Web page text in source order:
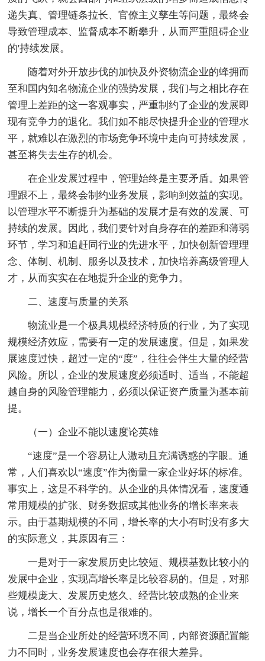
递失真、管理链条拉长、官僚主义孳生等问题，最终会
导致管理成本、监督成本不断攀升，从而严重阻碍企业
的'持续发展。
随着对外开放步伐的加快及外资物流企业的蜂拥而
至和国内知名物流企业的强势发展，我们与之相比存在
管理上差距的这一客观事实，严重制约了企业的发展即
现有竞争力的退化。我们如不能尽快提升企业的管理水
平，就难以在激烈的市场竞争环境中走向可持续发展，
甚至将失去生存的机会。
在企业发展过程中，管理始终是主要矛盾。如果管
理跟不上，最终会制约业务发展，影响到效益的实现。
以管理水平不断提升为基础的发展才是有效的发展、可
持续的发展。因此，我们要针对自身存在的差距和薄弱
环节，学习和追赶同行业的先进水平，加快创新管理理
念、体制、机制、服务以及技术，加快培养高级管理人
才，从而实实在在地提升企业的竞争力。
二、速度与质量的关系
物流业是一个极具规模经济特质的行业，为了实现
规模经济效应，需要有一定的发展速度。但是，如果发
展速度过快，超过一定的“度”，往往会伴生大量的经营
风险。所以，企业的发展速度必须适时、适当，不能超
越自身的风险管理能力，必须以保证资产质量为基本前
提。
（一）企业不能以速度论英雄
“速度”是一个容易让人激动且充满诱惑的字眼。通
常，人们喜欢以“速度”作为衡量一家企业好坏的标准。
事实上，这是不科学的。从企业的具体情况看，速度通
常用规模的扩张、财务数据或其他业务的增长率来表
示。由于基期规模的不同，增长率的大小有时没有多大
的实际意义，其原因有三：
一是对于一家发展历史比较短、规模基数比较小的
发展中企业，实现高增长率是比较容易的。但是，对那
些规模庞大、发展历史悠久、经营比较成熟的企业来
说，增长一个百分点也是很难的。
二是当企业所处的经营环境不同，内部资源配置能
力不同时，业务发展速度也会存在很大差异。